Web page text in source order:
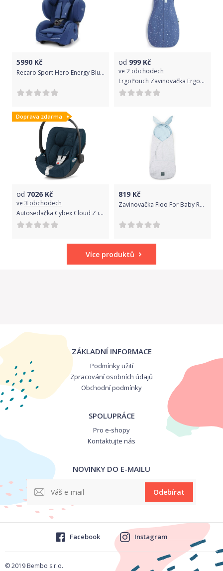
5990 Kč
Recaro Sport Hero Energy Blue 2020
od 999 Kč
ve 2 obchodech
ErgoPouch Zavinovačka ErgoCocoon 1,0tog 6-12m Night Sky 2020
Doprava zdarma
od 7026 Kč
ve 3 obchodech
Autosedačka Cybex Cloud Z i-Size Plus Mountain Blue 2020
819 Kč
Zavinovačka Floo For Baby Rabbit Blue 2021
Více produktů
ZÁKLADNÍ INFORMACE
Podmínky užití
Zpracování osobních údajů
Obchodní podmínky
SPOLUPRÁCE
Pro e-shopy
Kontaktujte nás
NOVINKY DO E-MAILU
Odebírat
© 2019 Bembo s.r.o.
Facebook Instagram